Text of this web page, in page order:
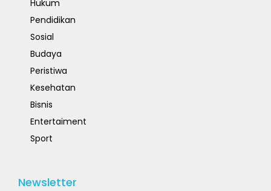
Hukum
Pendidikan
Sosial
Budaya
Peristiwa
Kesehatan
Bisnis
Entertaiment
Sport
Newsletter